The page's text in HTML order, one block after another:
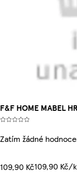
F&F HOME MABEL
Zatím žádné
109,90 Kč109,90 Kč/